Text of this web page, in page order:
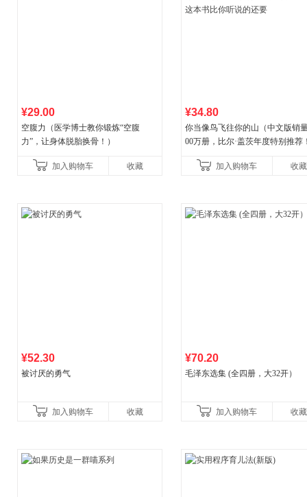
¥29.00
空腹力（医学博士教你锻炼“空腹
力”，让身体脱胎换骨！）
加入购物车 收藏
¥34.80
你当像鸟飞往你的山（中文版销
00万册，比尔·盖茨年度特别推荐
比你听说的还要
加入购物车 收藏
¥52.30
被讨厌的勇气
加入购物车 收藏
¥70.20
毛泽东选集 (全四册，大32开）
加入购物车 收藏